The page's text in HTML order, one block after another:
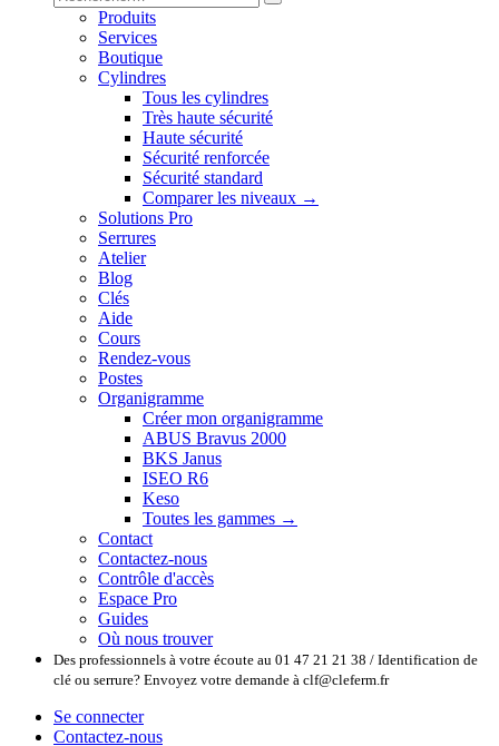
Produits
Services
Boutique
Cylindres
Tous les cylindres
Très haute sécurité
Haute sécurité
Sécurité renforcée
Sécurité standard
Comparer les niveaux →
Solutions Pro
Serrures
Atelier
Blog
Clés
Aide
Cours
Rendez-vous
Postes
Organigramme
Créer mon organigramme
ABUS Bravus 2000
BKS Janus
ISEO R6
Keso
Toutes les gammes →
Contact
Contactez-nous
Contrôle d'accès
Espace Pro
Guides
Où nous trouver
Des professionnels à votre écoute au 01 47 21 21 38 / Identification de
clé ou serrure? Envoyez votre demande à clf@cleferm.fr
Se connecter
Contactez-nous